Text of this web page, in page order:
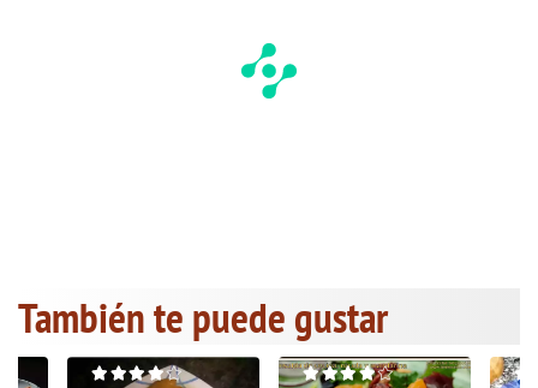
También te puede gustar